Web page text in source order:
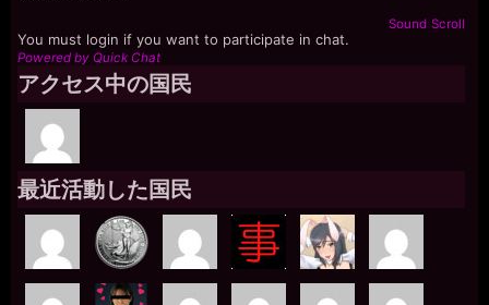
Scroll
Sound
You must login if you want to participate in chat.
Powered by Quick Chat
アクセス中の国民
最近活動した国民